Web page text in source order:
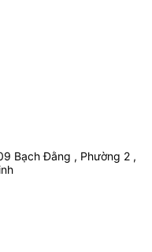
Bạch Đằng , Phường 2 ,